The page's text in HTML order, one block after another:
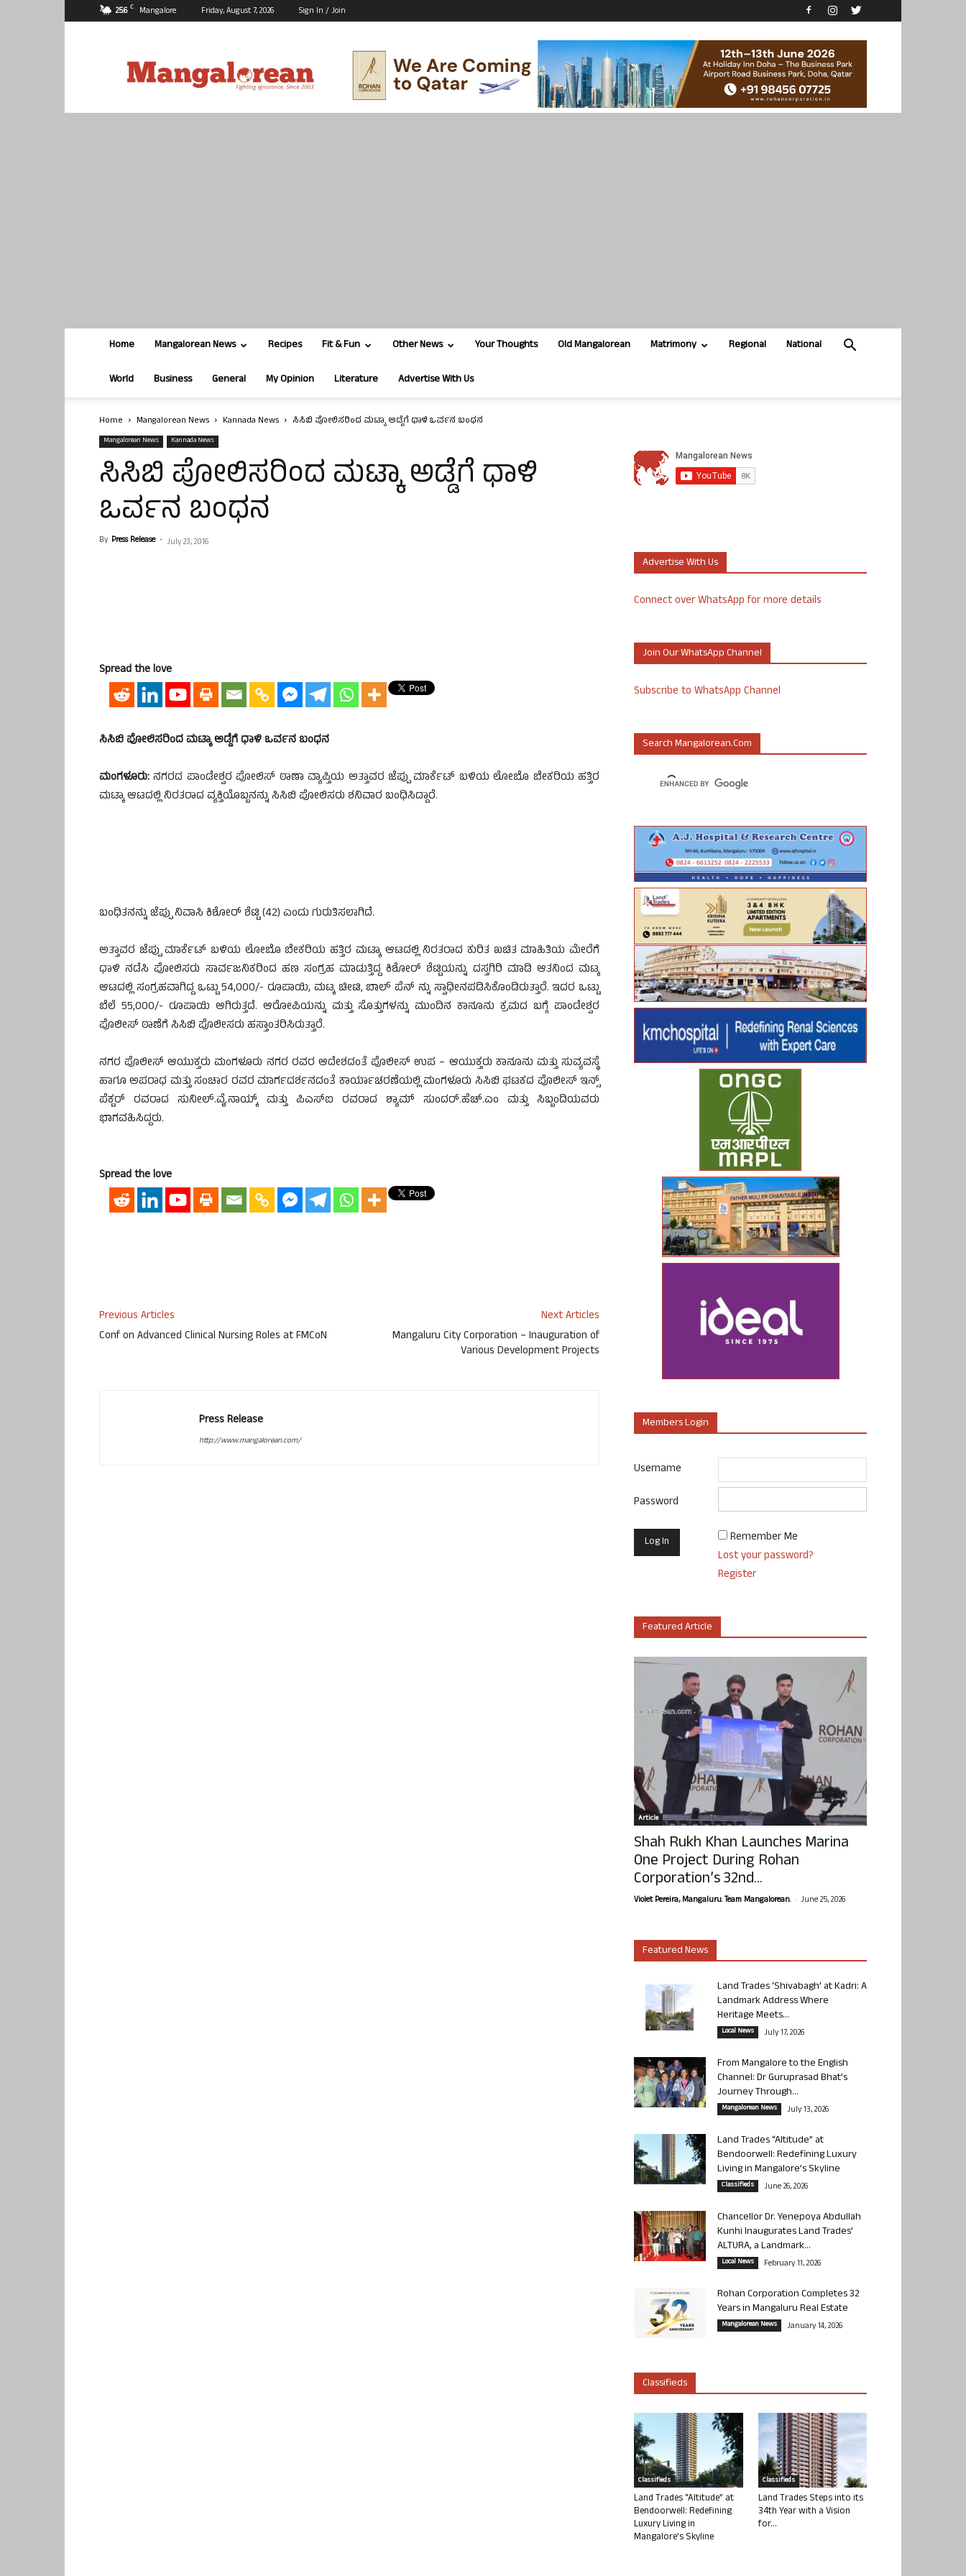
25.6 C Mangalore Friday, August 7, 2026 Sign In / Join
Home Mangalorean News Recipes Fit & Fun Other News Your Thoughts Old Mangalorean Matrimony Regional National
World Business General My Opinion Literature Advertise With Us
Home Mangalorean News Kannada News ಸಿಸಿಬಿ ಪೋಲಿಸರಿಂದ ಮಟ್ಕಾ ಅಡ್ಡೆಗೆ ಧಾಳಿ ಒರ್ವನ ಬಂಧನ
Mangalorean News Kannada News
ಸಿಸಿಬಿ ಪೋಲಿಸರಿಂದ ಮಟ್ಕಾ ಅಡ್ಡೆಗೆ ಧಾಳಿ
ಒರ್ವನ ಬಂಧನ
By Press Release - July 23, 2016
Spread the love
ಸಿಸಿಬಿ ಪೋಲಿಸರಿಂದ ಮಟ್ಕಾ ಅಡ್ಡೆಗೆ ಧಾಳಿ ಒರ್ವನ ಬಂಧನ
ಮಂಗಳೂರು: ನಗರದ ಪಾಂಡೇಶ್ವರ ಪೋಲಿಸ್ ಠಾಣಾ ವ್ಯಾಪ್ತಿಯ ಅತ್ತಾವರ ಜೆಪ್ಪು ಮಾರ್ಕೆಟ್ ಬಳಿಯ ಲೋಬೊ ಬೇಕರಿಯ ಹತ್ತಿರ
ಮಟ್ಕಾ ಆಟದಲ್ಲಿ ನಿರತರಾದ ವ್ಯಕ್ತಿಯೊಬ್ಬನನ್ನು ಸಿಸಿಬಿ ಪೋಲಿಸರು ಶನಿವಾರ ಬಂಧಿಸಿದ್ದಾರೆ.
ಬಂಧಿತನನ್ನು ಜೆಪ್ಪು ನಿವಾಸಿ ಕಿಶೋರ್ ಶೆಟ್ಟಿ (42) ಎಂದು ಗುರುತಿಸಲಾಗಿದೆ.
ಅತ್ತಾವರ ಜೆಪ್ಪು ಮಾರ್ಕೆಟ್ ಬಳಿಯ ಲೋಬೊ ಬೇಕರಿಯ ಹತ್ತಿರ ಮಟ್ಕಾ ಆಟದಲ್ಲಿ ನಿರತರಾದ ಕುರಿತ ಖಚಿತ ಮಾಹಿತಿಯ ಮೇರೆಗೆ
ಧಾಳಿ ನಡೆಸಿ ಪೋಲಿಸರು ಸಾರ್ವಜನಿಕರಿಂದ ಹಣ ಸಂಗ್ರಹ ಮಾಡುತ್ತಿದ್ದ ಕಿಶೋರ್ ಶೆಟ್ಟಿಯನ್ನು ದಸ್ತಗಿರಿ ಮಾಡಿ ಆತನಿಂದ ಮಟ್ಕ
ಆಟದಲ್ಲಿ ಸಂಗ್ರಹವಾಗಿದ್ದ ಒಟ್ಟು 54,000/- ರೂಪಾಯಿ, ಮಟ್ಕ ಚೀಟಿ, ಬಾಲ್ ಪೆನ್ ನ್ನು ಸ್ವಾಧೀನಪಡಿಸಿಕೊಂಡಿರುತ್ತಾರೆ. ಇದರ ಒಟ್ಟು
ಬೆಲೆ 55,000/- ರೂಪಾಯಿ ಆಗಿರುತ್ತದೆ. ಆರೋಪಿಯನ್ನು ಮತ್ತು ಸೊತ್ತುಗಳನ್ನು ಮುಂದಿನ ಕಾನೂನು ಕ್ರಮದ ಬಗ್ಗೆ ಪಾಂಡೇಶ್ವರ
ಪೊಲೀಸ್ ಠಾಣೆಗೆ ಸಿಸಿಬಿ ಪೊಲೀಸರು ಹಸ್ತಾಂತರಿಸಿರುತ್ತಾರೆ.
ನಗರ ಪೊಲೀಸ್ ಆಯುಕ್ತರು ಮಂಗಳೂರು ನಗರ ರವರ ಆದೇಶದಂತೆ ಪೊಲೀಸ್ ಉಪ – ಆಯುಕ್ತರು ಕಾನೂನು ಮತ್ತು ಸುವ್ಯವಸ್ಥೆ
ಹಾಗೂ ಅಪರಾಧ ಮತ್ತು ಸಂಚಾರ ರವರ ಮಾರ್ಗದರ್ಶನದಂತೆ ಕಾರ್ಯಾಚರಣೆಯಲ್ಲಿ ಮಂಗಳೂರು ಸಿಸಿಬಿ ಘಟಕದ ಪೊಲೀಸ್ ಇನ್ಸ್
ಪೆಕ್ಟರ್ ರವರಾದ ಸುನೀಲ್.ವೈ.ನಾಯ್ಕ್ ಮತ್ತು ಪಿಎಸ್ಐ ರವರಾದ ಶ್ಯಾಮ್ ಸುಂದರ್.ಹೆಚ್.ಎಂ ಮತ್ತು ಸಿಬ್ಬಂದಿಯವರು
ಭಾಗವಹಿಸಿದ್ದರು.
Spread the love
Previous Articles
Conf on Advanced Clinical Nursing Roles at FMCoN
Next Articles
Mangaluru City Corporation – Inauguration of
Various Development Projects
Press Release
http://www.mangalorean.com/
Advertise With Us
Connect over WhatsApp for more details
Join Our WhatsApp Channel
Subscribe to WhatsApp Channel
Search Mangalorean.com
Members Login
Username
Password
Remember Me
Lost your password?
Register
Featured Article
Article
Shah Rukh Khan Launches Marina
One Project During Rohan
Corporation’s 32nd...
Violet Pereira, Mangaluru. Team Mangalorean. - June 25, 2026
Featured News
Land Trades ‘Shivabagh’ at Kadri: A
Landmark Address Where
Heritage Meets...
Local News July 17, 2026
From Mangalore to the English
Channel: Dr Guruprasad Bhat’s
Journey Through...
Mangalorean News July 13, 2026
Land Trades “Altitude” at
Bendoorwell: Redefining Luxury
Living in Mangalore’s Skyline
Classifieds June 26, 2026
Chancellor Dr. Yenepoya Abdullah
Kunhi Inaugurates Land Trades’
ALTURA, a Landmark...
Local News February 11, 2026
Rohan Corporation Completes 32
Years in Mangaluru Real Estate
Mangalorean News January 14, 2026
Classifieds
Classifieds
Land Trades “Altitude” at
Bendoorwell: Redefining
Luxury Living in
Mangalore’s Skyline
Classifieds
Land Trades Steps into its
34th Year with a Vision
for...